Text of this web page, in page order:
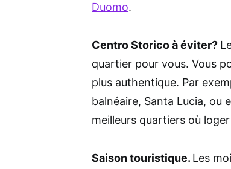
Duomo.
Centro Storico à éviter?
quartier pour vous. Vous
plus authentique. Par
balnéaire, Santa Lucia, ou
meilleurs quartiers où
Saison touristique. Les